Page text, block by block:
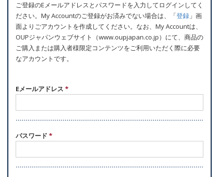
マ
リ
ー
タ
ブ
ご登録のEメールアドレスとパスワードを入力してログインしてく
ださい。My Accountのご登録がお済みでない場合は、「登録 」画
面よりごアカウントを作成してください。なお、My Accountは、
OUPジャパンウェブサイト（www.oupjapan.co.jp）にて、商品の
ご購入または購入者様限定コンテンツをご利用いただく際に必要
なアカウントです。
Eメールアドレス *
パスワード *